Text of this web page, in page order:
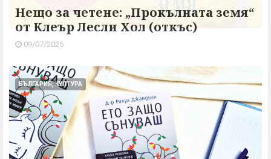
Нещо за четене: „Прокълната земя“
от Клеър Лесли Хол (откъс)
09/07/2025
БЪЛГАРИЯ, КУЛТУРА